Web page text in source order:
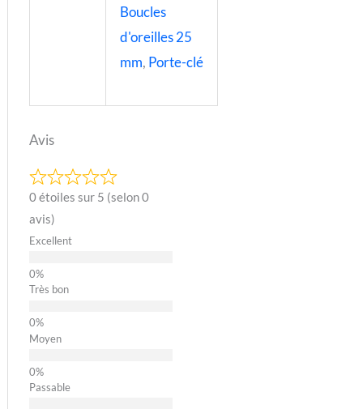
Boucles
d'oreilles 25
mm, Porte-clé
Avis
0 étoiles sur 5 (selon 0
avis)
Excellent
Très bon
Moyen
Passable